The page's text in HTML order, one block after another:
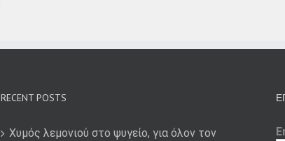
RECENT POSTS
Χυμός λεμονιού στο ψυγείο, για όλον τον